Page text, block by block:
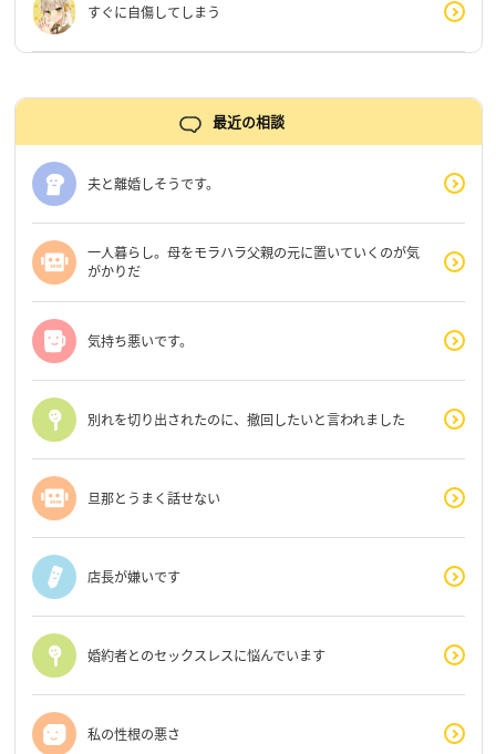
すぐに自傷してしまう
最近の相談
夫と離婚しそうです。
一人暮らし。母をモラハラ父親の元に置いていくのが気
がかりだ
気持ち悪いです。
別れを切り出されたのに、撤回したいと言われました
旦那とうまく話せない
店長が嫌いです
婚約者とのセックスレスに悩んでいます
私の性根の悪さ